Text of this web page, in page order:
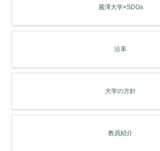
麗澤大学×SDGs
沿革
大学の方針
教員紹介